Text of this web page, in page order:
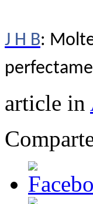
J H B:
article in